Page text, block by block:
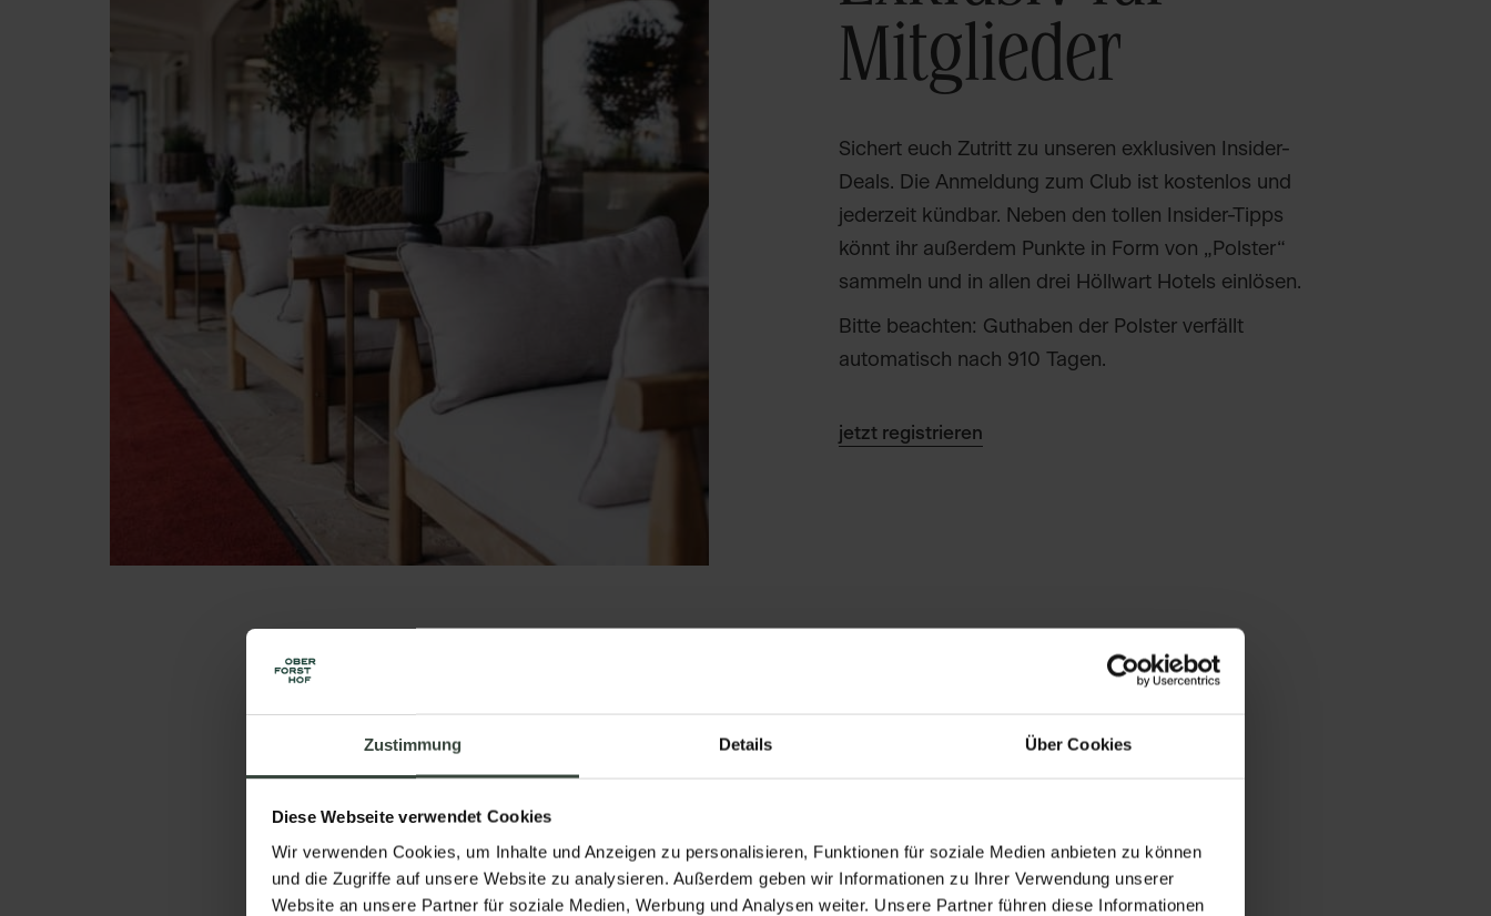
Zustimmung Details Über Cookies
Diese Webseite verwendet Cookies
Wir verwenden Cookies, um Inhalte und Anzeigen zu personalisieren, Funktionen für soziale Medien anbieten zu können
und die Zugriffe auf unsere Website zu analysieren. Außerdem geben wir Informationen zu Ihrer Verwendung unserer
Website an unsere Partner für soziale Medien, Werbung und Analysen weiter. Unsere Partner führen diese Informationen
Mitglieder
Sichert euch Zutritt zu unseren exklusiven Insider-
Deals. Die Anmeldung zum Club ist kostenlos und
jederzeit kündbar. Neben den tollen Insider-Tipps
könnt ihr außerdem Punkte in Form von „Polster“
sammeln und in allen drei Höllwart Hotels einlösen.
Bitte beachten: Guthaben der Polster verfällt
automatisch nach 910 Tagen.
jetzt registrieren
Nachname:
E-Mail: